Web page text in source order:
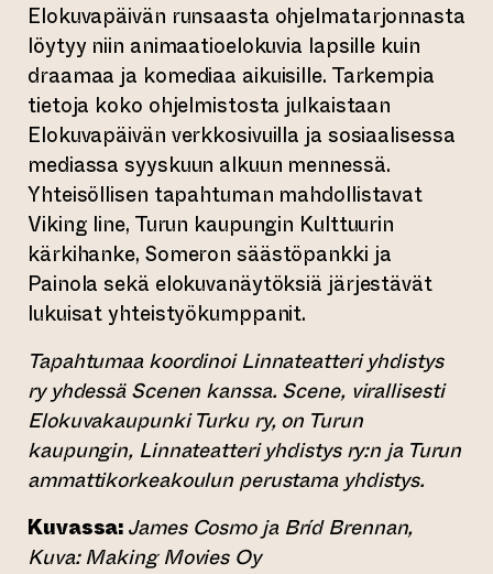
Elokuvapäivän runsaasta ohjelmatarjonnasta
löytyy niin animaatioelokuvia lapsille kuin
draamaa ja komediaa aikuisille. Tarkempia
tietoja koko ohjelmistosta julkaistaan
Elokuvapäivän verkkosivuilla ja sosiaalisessa
mediassa syyskuun alkuun mennessä.
Yhteisöllisen tapahtuman mahdollistavat
Viking line, Turun kaupungin Kulttuurin
kärkihanke, Someron säästöpankki ja
Painola sekä elokuvanäytöksiä järjestävät
lukuisat yhteistyökumppanit.
Tapahtumaa koordinoi Linnateatteri yhdistys
ry yhdessä Scenen kanssa. Scene, virallisesti
Elokuvakaupunki Turku ry, on Turun
kaupungin, Linnateatteri yhdistys ry:n ja Turun
ammattikorkeakoulun perustama yhdistys.
Kuvassa:James Cosmo ja Bríd Brennan,
Kuva: Making Movies Oy